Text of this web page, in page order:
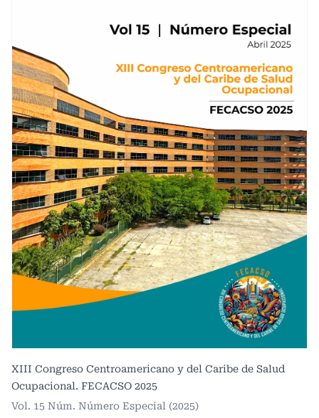
XIII Congreso Centroamericano y del Caribe de Salud
Ocupacional. FECACSO 2025
Vol. 15 Núm. Número Especial (2025)